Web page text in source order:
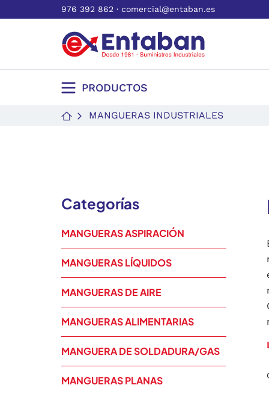
976 392 862 · comercial@entaban.es
PRODUCTOS
MANGUERAS INDUSTRIALES
Categorías
MANGUERAS ASPIRACIÓN
MANGUERAS LÍQUIDOS
MANGUERAS DE AIRE
MANGUERAS ALIMENTARIAS
MANGUERA DE SOLDADURA/GAS
MANGUERAS PLANAS